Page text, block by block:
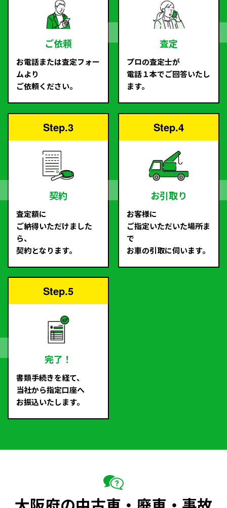
ご依頼
お電話または査定フォー
ムより
ご依頼ください。
査定
プロの査定士が
電話１本でご回答いたし
ます。
Step.3
契約
査定額に
ご納得いただけました
ら、
契約となります。
Step.4
お引取り
お客様に
ご指定いただいた場所ま
で
お車の引取に伺います。
Step.5
完了！
書類手続きを経て、
当社から指定口座へ
お振込いたします。